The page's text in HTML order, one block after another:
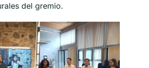
del gremio.